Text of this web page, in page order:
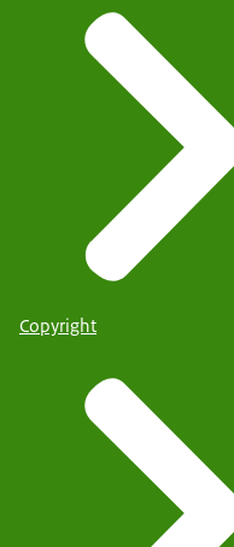
Copyright